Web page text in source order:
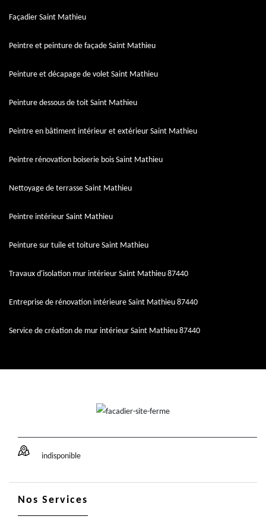
Façadier Saint Mathieu
Peintre et peinture de façade Saint Mathieu
Peinture et décapage de volet Saint Mathieu
Peinture dessous de toit Saint Mathieu
Peintre en bâtiment intérieur et extérieur Saint Mathieu
Peintre rénovation boiserie bois Saint Mathieu
Nettoyage de terrasse Saint Mathieu
Peintre intérieur Saint Mathieu
Peinture sur tuile et toiture Saint Mathieu
Travaux d'isolation mur intérieur Saint Mathieu 87440
Entreprise de rénovation intérieure Saint Mathieu 87440
Service de création de mur intérieur Saint Mathieu 87440
indisponible
Nos Services